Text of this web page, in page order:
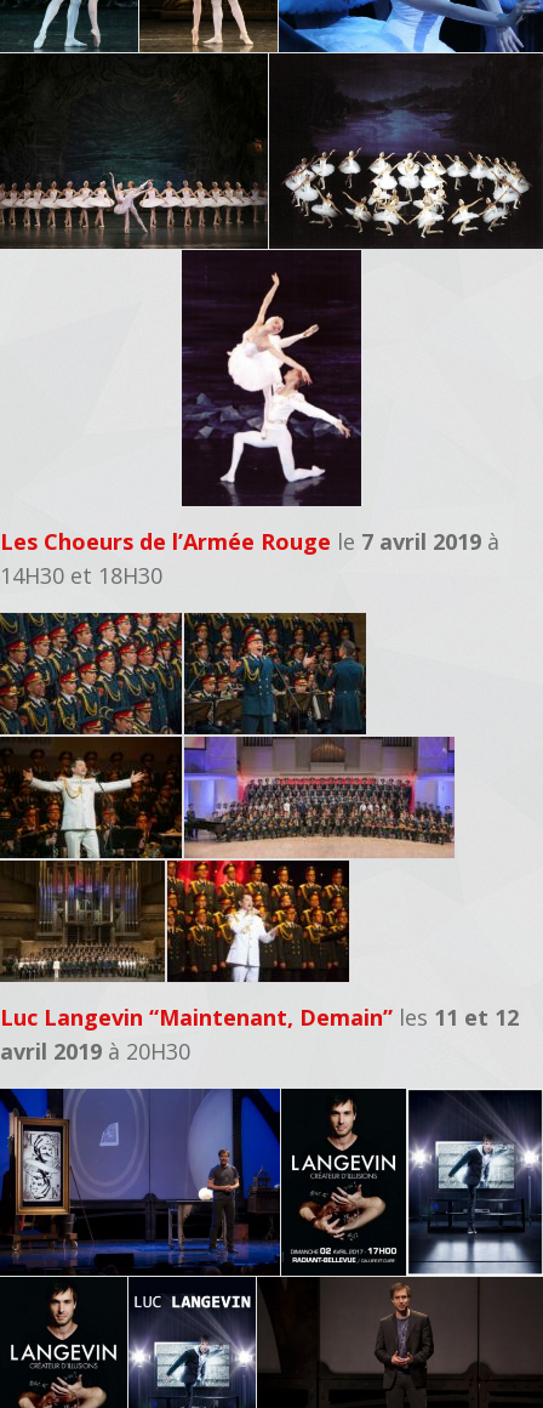
Les Choeurs de l’Armée Rouge le 7 avril 2019 à
14H30 et 18H30
Luc Langevin “Maintenant, Demain” les 11 et 12
avril 2019 à 20H30